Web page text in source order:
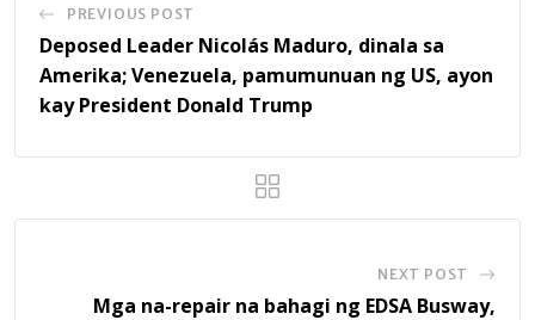
PREVIOUS POST
Deposed Leader Nicolás Maduro, dinala sa
Amerika; Venezuela, pamumunuan ng US, ayon
kay President Donald Trump
NEXT POST
Mga na-repair na bahagi ng EDSA Busway,